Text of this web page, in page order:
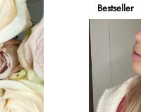
Bestseller